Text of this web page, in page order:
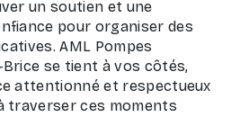
un soutien et une
pour organiser des
AML Pompes
se tient à vos côtés,
attentionné et respectueux
traverser ces moments